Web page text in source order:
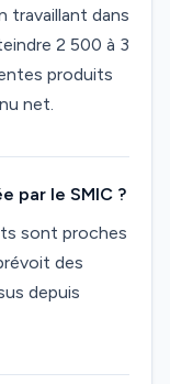
travaillant dans
2 500 à 3
produits
net.
par le SMIC ?
sont proches
des
depuis